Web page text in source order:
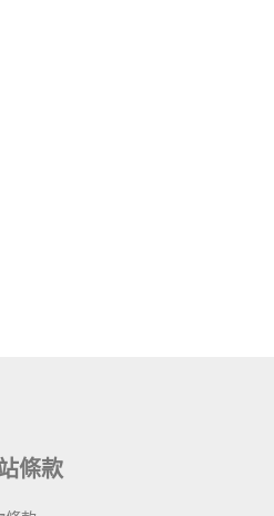
條款